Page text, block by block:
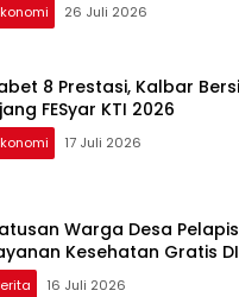
26 Juli 2026
8 Prestasi, Kalbar
FESyar KTI 2026
17 Juli 2026
Warga Desa
Kesehatan Gratis
16 Juli 2026